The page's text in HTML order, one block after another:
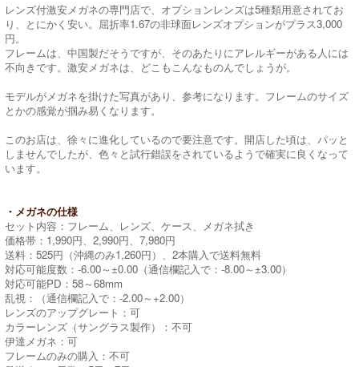
レンズ付激安メガネの専門店で、オプションレンズは5種類用意されてお
り、とにかく安い。屈折率1.67の非球面レンズオプションがプラス3,000
円。
フレームは、中国製だそうですが、そのあたりにアレルギーがある人には
不向きです。激安メガネは、どこもこんなものんでしょうが。
モデルがメガネを掛けた写真があり、参考になります。フレームのサイズ
とかの感覚が掴み易くなります。
このお店は、徐々に進化しているので要注意です。開店した頃は、パッと
しませんでしたが、色々と試行錯誤をされているようで確実に良くなって
います。
・メガネの仕様
セット内容：フレーム、レンズ、ケース、メガネ拭き
価格帯：1,990円、2,990円、7,980円
送料：525円（沖縄のみ1,260円）、2本購入で送料無料
対応可能度数：-6.00～±0.00（通信欄記入で：-8.00～±3.00）
対応可能PD：58～68mm
乱視：（通信欄記入で：-2.00～+2.00）
レンズのアップグレート：可
カラーレンズ（サングラス製作）：不可
伊達メガネ：可
フレームのみの購入：不可